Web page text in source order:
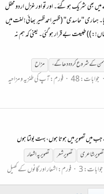
بھی شریک ہو گئے۔ اور تو اور غزل اردو محفل
"حاسدی" (ظہیراحمدظہیر بھائی! لغت میں
طبیعت بے قرار ہو گئی۔ یعنی کہ ہم نہ
کےشروعکردہدھاگے،
مزاح
جوابات: 48 فورم:آپ کی طنزیہ و مزاحیہ
تصویر میں ہوتا ہوں، بہت بولتا ہوں
تصویر شاعری تصویر شعر
تصویر پہ اشعار
جوابات: 3 فورم:اشعار اور گانوں کے کھیل